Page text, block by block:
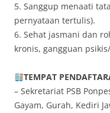
5. Sanggup menaati
pernyataan tertulis).
6. Sehat jasmani dan
kronis, gangguan
TEMPAT
– Sekretariat PSB
Gayam, Gurah, Kediri